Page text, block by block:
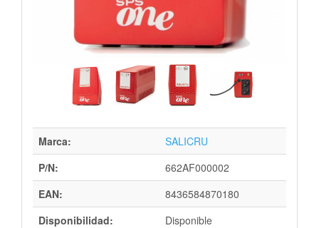
Marca:
SALICRU
P/N:
662AF000002
EAN:
8436584870180
Disponibilidad:
Disponible